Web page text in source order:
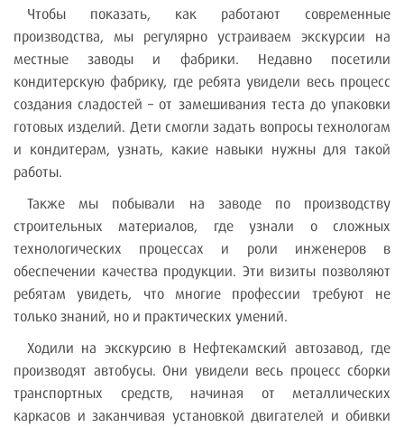
Чтобы показать, как работают современные
производства, мы регулярно устраиваем экскурсии на
местные заводы и фабрики. Недавно посетили
кондитерскую фабрику, где ребята увидели весь процесс
создания сладостей – от замешивания теста до упаковки
готовых изделий. Дети смогли задать вопросы технологам
и кондитерам, узнать, какие навыки нужны для такой
работы.
Также мы побывали на заводе по производству
строительных материалов, где узнали о сложных
технологических процессах и роли инженеров в
обеспечении качества продукции. Эти визиты позволяют
ребятам увидеть, что многие профессии требуют не
только знаний, но и практических умений.
Ходили на экскурсию в Нефтекамский автозавод, где
производят автобусы. Они увидели весь процесс сборки
транспортных средств, начиная от металлических
каркасов и заканчивая установкой двигателей и обивки